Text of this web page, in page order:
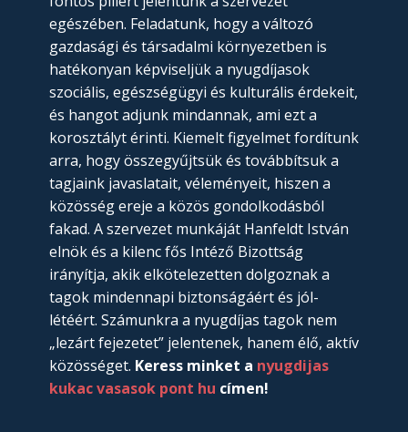
egészében. Feladatunk, hogy a változó
gazdasági és társadalmi környezetben is
hatékonyan képviseljük a nyugdíjasok
szociális, egészségügyi és kulturális érdekeit,
és hangot adjunk mindannak, ami ezt a
korosztályt érinti. Kiemelt figyelmet fordítunk
arra, hogy összegyűjtsük és továbbítsuk a
tagjaink javaslatait, véleményeit, hiszen a
közösség ereje a közös gondolkodásból
fakad. A szervezet munkáját Hanfeldt István
elnök és a kilenc fős Intéző Bizottság
irányítja, akik elkötelezetten dolgoznak a
tagok mindennapi biztonságáért és jól-
létéért. Számunkra a nyugdíjas tagok nem
„lezárt fejezetet” jelentenek, hanem élő, aktív
közösséget. Keress minket a nyugdijas
kukac vasasok pont hu címen!